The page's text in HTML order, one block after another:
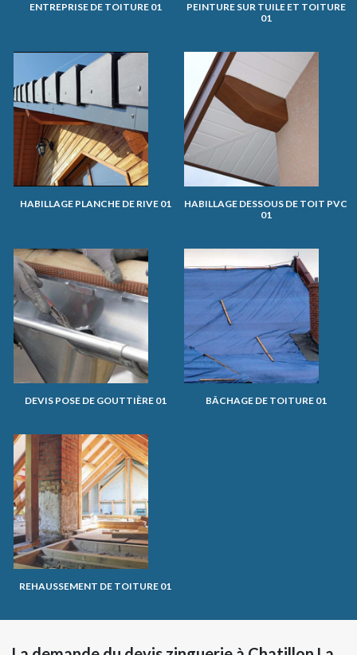
ENTREPRISE DE TOITURE 01
PEINTURE SUR TUILE ET TOITURE
01
HABILLAGE PLANCHE DE RIVE 01
HABILLAGE DESSOUS DE TOIT PVC
01
DEVIS POSE DE GOUTTIÈRE 01 BÂCHAGE DE TOITURE 01
REHAUSSEMENT DE TOITURE 01